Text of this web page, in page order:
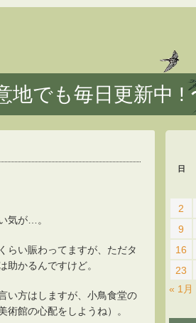
地でも毎日更新中 !
気が…。
らい賑わってますが、ただタ
かるんですけど。
い方はしますが、小鳥食堂の
館の心配をしようね）。
日
2
9
16
23
« 1月